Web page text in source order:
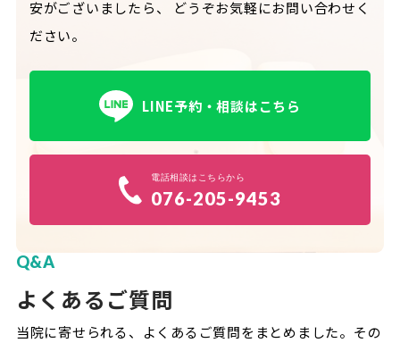
安がございましたら、
どうぞお気軽にお問い合わせく
ださい。
LINE予約・相談はこちら
電話相談はこちらから
076-205-9453
Q&A
よくあるご質問
当院に寄せられる、よくあるご質問をまとめました。 その